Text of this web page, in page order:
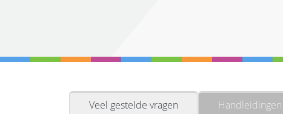
Veel gestelde vragen Handleidingen